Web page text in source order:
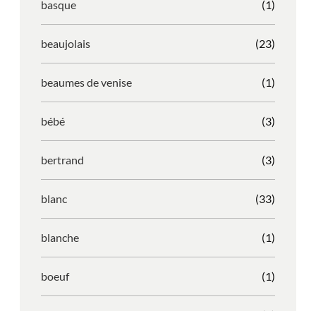
basque (1)
beaujolais (23)
beaumes de venise (1)
bébé (3)
bertrand (3)
blanc (33)
blanche (1)
boeuf (1)